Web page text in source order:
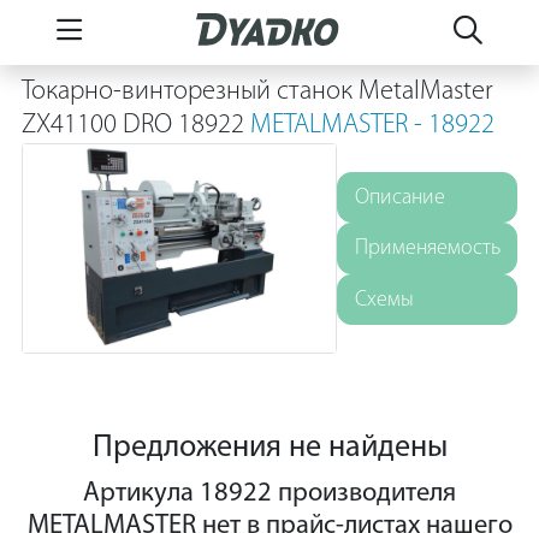
Токарно-винторезный станок MetalMaster
ZX41100 DRO 18922 METALMASTER - 18922
Описание
Применяемость
Схемы
Предложения не найдены
Артикула 18922 производителя
METALMASTER нет в прайс-листах нашего